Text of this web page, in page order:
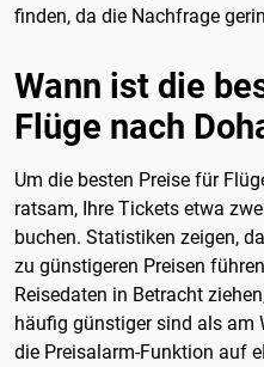
finden, da die Nachfrage
Wann ist die
Flüge nach
Um die besten Preise für
ratsam, Ihre Tickets etwa
buchen. Statistiken zeigen,
zu günstigeren Preisen
Reisedaten in Betracht
häufig günstiger sind als am
die Preisalarm-Funktion auf